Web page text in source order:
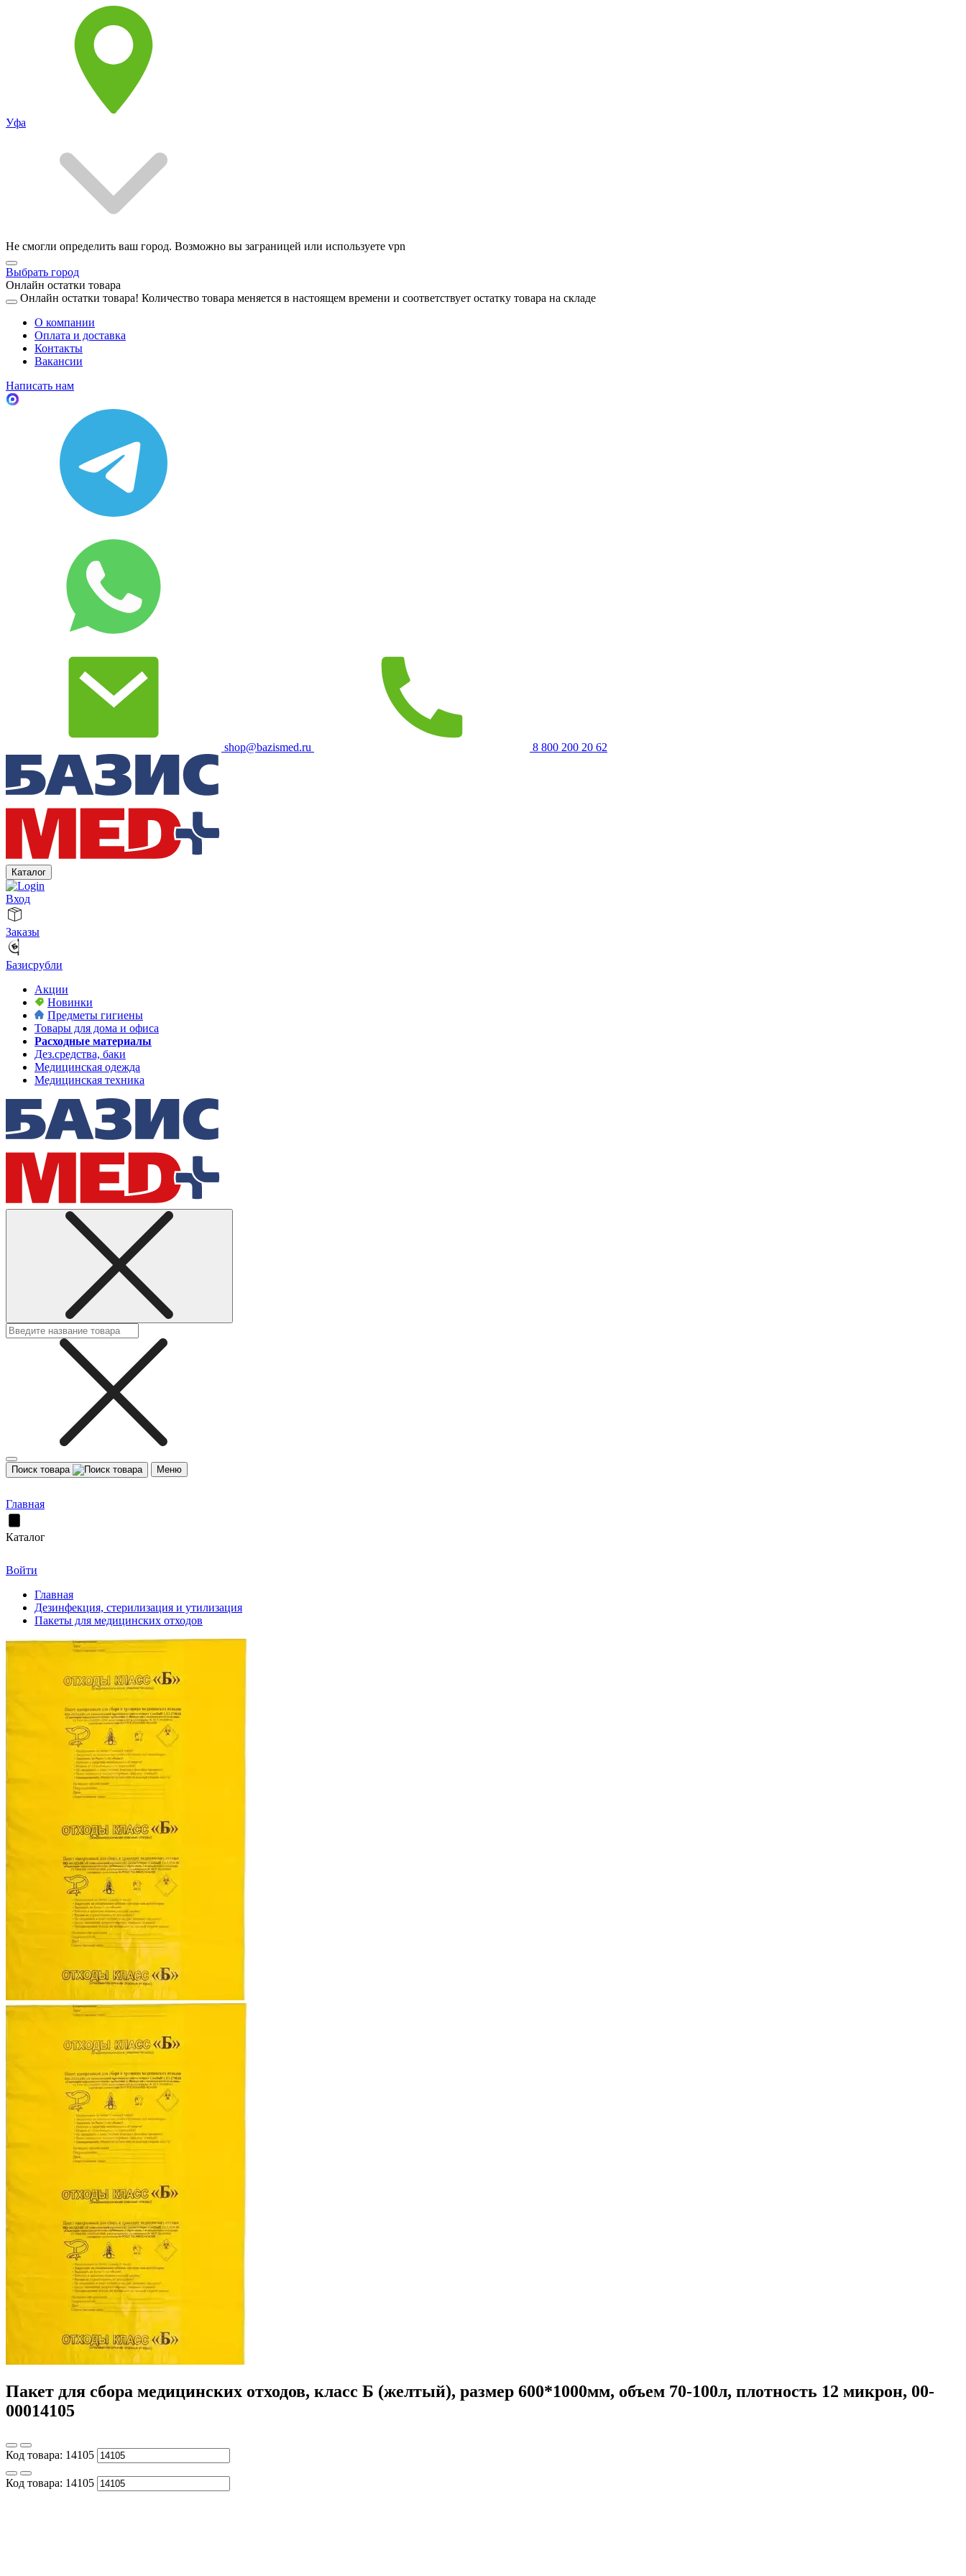
Уфа
Не смогли определить ваш город. Возможно вы заграницей или используете vpn
Выбрать город
Онлайн остатки товара
Онлайн остатки товара! Количество товара меняется в настоящем времени и соответствует остатку товара на складе
О компании
Оплата и доставка
Контакты
Вакансии
Написать нам
shop@bazismed.ru 8 800 200 20 62
Каталог
Вход
Заказы
Базисрубли
Акции
Новинки
Предметы гигиены
Товары для дома и офиса
Расходные материалы
Дез.средства, баки
Медицинская одежда
Медицинская техника
Поиск товара Меню
Главная
Каталог
Войти
Главная
Дезинфекция, стерилизация и утилизация
Пакеты для медицинских отходов
Пакет для сбора медицинских отходов, класс Б (желтый), размер 600*1000мм, объем 70-100л, плотность 12 микрон, 00-
00014105
Код товара: 14105
Код товара: 14105